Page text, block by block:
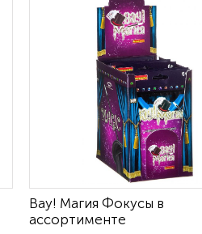
Вау! Магия Фокусы в
ассортименте